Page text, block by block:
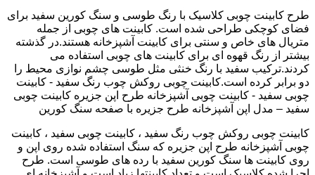
طرح کابینت چوبی کلاسیک با رنگ طوسی و سنگ کورین سفید برای
فضای کوچکی طراحی شده است. کابینت های چوبی از جمله
متریال های خاص و سنتی برای کابینت آشپزخانه هستند.در گذشته
بیشتر از رنگ قهوه ای برای کابینت های چوبی استفاده می
کردند.ترکیب سفید با رنگ خنثی مثل طوسی چشم نوازی محیط را
دو برابر کرده است.کابینت چوبی روکش چوب رنگ سفید - کابینت
چوبی سفید - کابینت چوبی آشپزخانه طرح اپن جزیره کابینت چوبی
سفید – مدل اپن آشپزخانه طرح جزیره با صفحه سنگ کورین
کابینت چوبی روکش چوب رنگ سفید ، کابینت چوبی سفید ، کابینت
چوبی آشپزخانه طرح اپن جزیره که سنگ استفاده شده روی اپن و
روی کابینت ها سنگ کورین سفید با رده های طوسی است. طرح